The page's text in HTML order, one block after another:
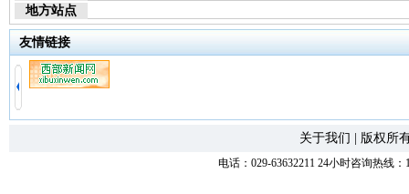
地方站点
友情链接
关于我们 版权所
电话：029-63632211 24小时咨询热线